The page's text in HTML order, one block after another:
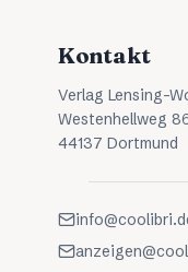
Kontakt
Verlag Lensing-
Westenhellweg
44137 Dortmund